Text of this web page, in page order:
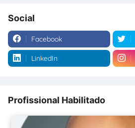
Social
Facebook
LinkedIn
Profissional Habilitado